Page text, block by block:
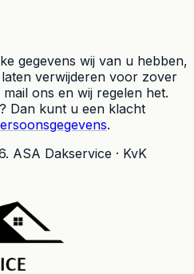
gegevens wij van u hebben,
verwijderen voor zover
ons en wij regelen het.
Dan kunt u een klacht
.
ASA Dakservice · KvK